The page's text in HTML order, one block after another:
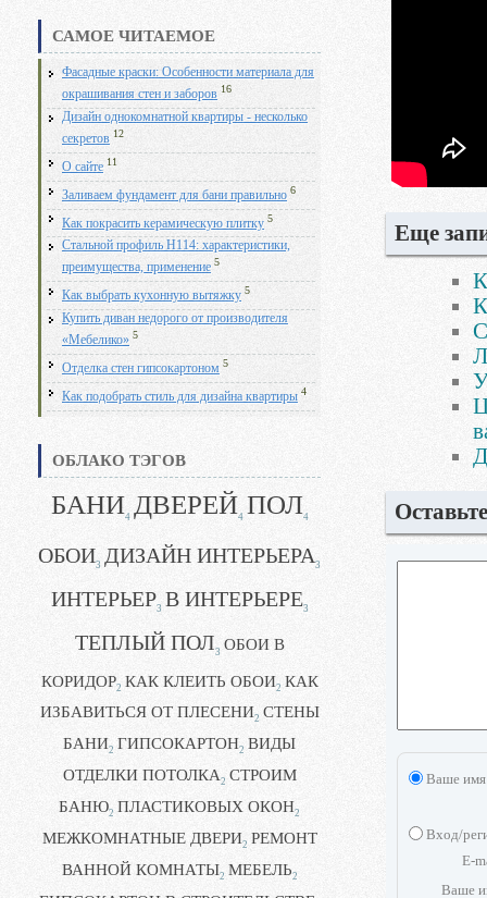
САМОЕ ЧИТАЕМОЕ
Фасадные краски: Особенности материала для
окрашивания стен и заборов 16
Дизайн однокомнатной квартиры - несколько
секретов 12
О сайте 11
Заливаем фундамент для бани правильно 6
Как покрасить керамическую плитку 5
Стальной профиль Н114: характеристики,
преимущества, применение 5
Как выбрать кухонную вытяжку 5
Купить диван недорого от производителя
«Мебелико» 5
Отделка стен гипсокартоном 5
Как подобрать стиль для дизайна квартиры 4
ОБЛАКО ТЭГОВ
БАНИ4 ДВЕРЕЙ4 ПОЛ4
ОБОИ3 ДИЗАЙН ИНТЕРЬЕРА3
ИНТЕРЬЕР3 В ИНТЕРЬЕРЕ3
ТЕПЛЫЙ ПОЛ3 ОБОИ В
КОРИДОР2 КАК КЛЕИТЬ ОБОИ2 КАК
ИЗБАВИТЬСЯ ОТ ПЛЕСЕНИ2 СТЕНЫ
БАНИ2 ГИПСОКАРТОН2 ВИДЫ
ОТДЕЛКИ ПОТОЛКА2 СТРОИМ
БАНЮ2 ПЛАСТИКОВЫХ ОКОН2
МЕЖКОМНАТНЫЕ ДВЕРИ2 РЕМОНТ
ВАННОЙ КОМНАТЫ2 МЕБЕЛЬ2
Еще
Ваше имя
Вход/
E-
Ваше